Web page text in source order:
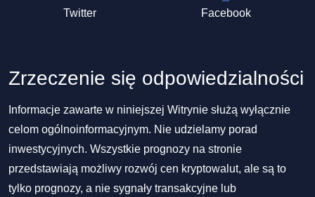
Twitter Facebook
Zrzeczenie się odpowiedzialności
Informacje zawarte w niniejszej Witrynie służą wyłącznie
celom ogólnoinformacyjnym. Nie udzielamy porad
inwestycyjnych. Wszystkie prognozy na stronie
przedstawiają możliwy rozwój cen kryptowalut, ale są to
tylko prognozy, a nie sygnały transakcyjne lub